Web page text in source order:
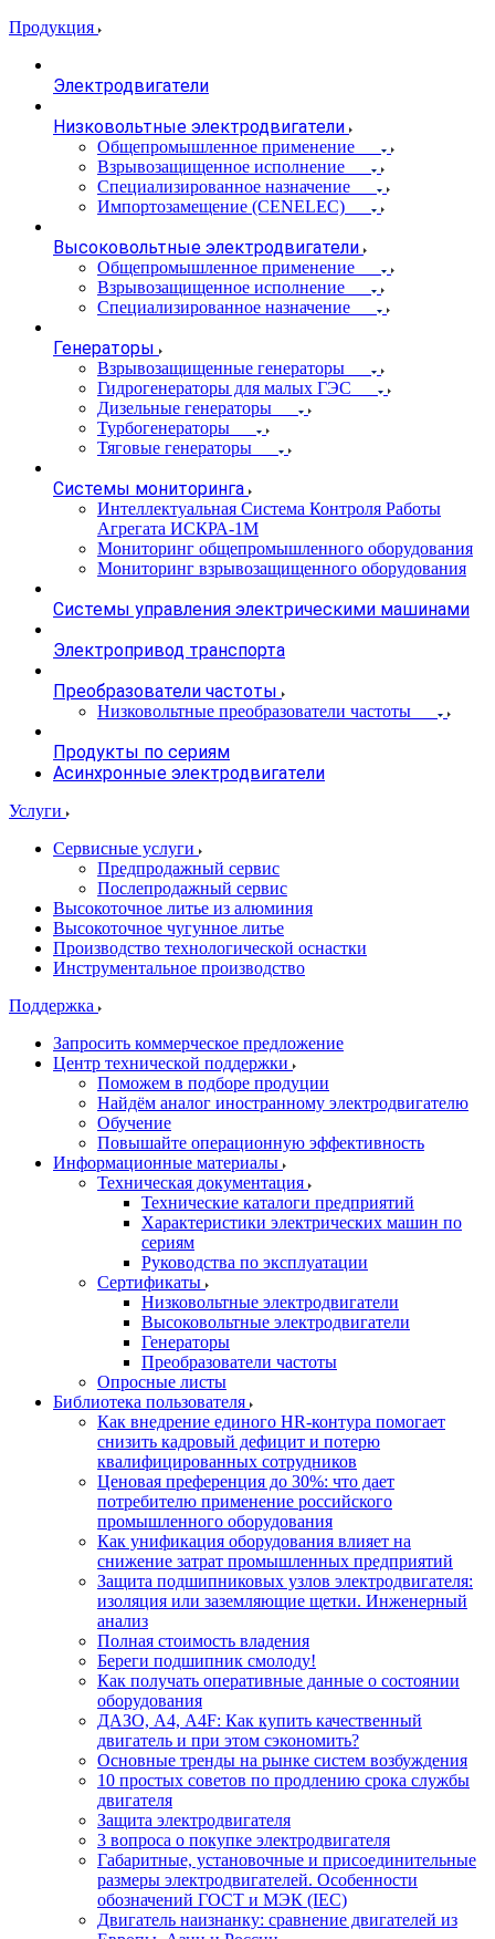
Продукция
Электродвигатели
Низковольтные электродвигатели
Общепромышленное применение
Взрывозащищенное исполнение
Специализированное назначение
Импортозамещение (CENELEC)
Высоковольтные электродвигатели
Общепромышленное применение
Взрывозащищенное исполнение
Специализированное назначение
Генераторы
Взрывозащищенные генераторы
Гидрогенераторы для малых ГЭС
Дизельные генераторы
Турбогенераторы
Тяговые генераторы
Системы мониторинга
Интеллектуальная Система Контроля Работы
Агрегата ИСКРА-1М
Мониторинг общепромышленного оборудования
Мониторинг взрывозащищенного оборудования
Системы управления электрическими машинами
Электропривод транспорта
Преобразователи частоты
Низковольтные преобразователи частоты
Продукты по сериям
Асинхронные электродвигатели
Услуги
Сервисные услуги
Предпродажный сервис
Послепродажный сервис
Высокоточное литье из алюминия
Высокоточное чугунное литье
Производство технологической оснастки
Инструментальное производство
Поддержка
Запросить коммерческое предложение
Центр технической поддержки
Поможем в подборе продуции
Найдём аналог иностранному электродвигателю
Обучение
Повышайте операционную эффективность
Информационные материалы
Техническая документация
Технические каталоги предприятий
Характеристики электрических машин по
сериям
Руководства по эксплуатации
Сертификаты
Низковольтные электродвигатели
Высоковольтные электродвигатели
Генераторы
Преобразователи частоты
Опросные листы
Библиотека пользователя
Как внедрение единого HR-контура помогает
снизить кадровый дефицит и потерю
квалифицированных сотрудников
Ценовая преференция до 30%: что дает
потребителю применение российского
промышленного оборудования
Как унификация оборудования влияет на
снижение затрат промышленных предприятий
Защита подшипниковых узлов электродвигателя:
изоляция или заземляющие щетки. Инженерный
анализ
Полная стоимость владения
Береги подшипник смолоду!
Как получать оперативные данные о состоянии
оборудования
ДАЗО, А4, А4F: Как купить качественный
двигатель и при этом сэкономить?
Основные тренды на рынке систем возбуждения
10 простых советов по продлению срока службы
двигателя
Защита электродвигателя
3 вопроса о покупке электродвигателя
Габаритные, установочные и присоединительные
размеры электродвигателей. Особенности
обозначений ГОСТ и МЭК (IEC)
Двигатель наизнанку: сравнение двигателей из